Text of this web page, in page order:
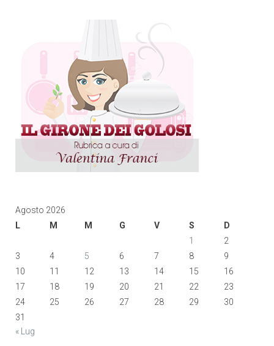
Agosto 2026
L
M M G V S
D
1
2
3
4 5 6 7 8
9
10
11 12 13 14 15
16
17
18 19 20 21 22
23
24
25 26 27 28 29
30
31
« Lug